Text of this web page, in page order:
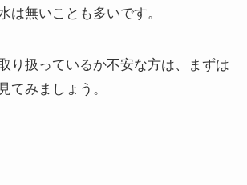
は無いことも多いです。
り扱っているか不安な方は、まずは
てみましょう。